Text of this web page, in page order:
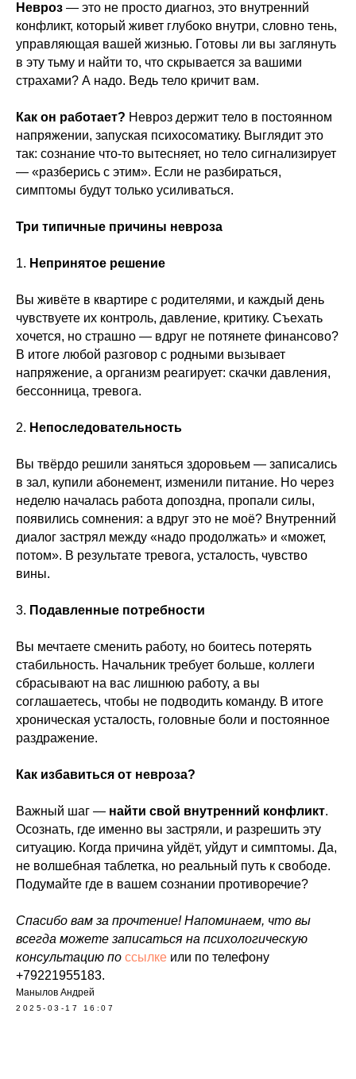
Невроз — это не просто диагноз, это внутренний
конфликт, который живет глубоко внутри, словно тень,
управляющая вашей жизнью. Готовы ли вы заглянуть
в эту тьму и найти то, что скрывается за вашими
страхами? А надо. Ведь тело кричит вам.
Как он работает? Невроз держит тело в постоянном
напряжении, запуская психосоматику. Выглядит это
так: сознание что-то вытесняет, но тело сигнализирует
— «разберись с этим». Если не разбираться,
симптомы будут только усиливаться.
Три типичные причины невроза
1. Непринятое решение
Вы живёте в квартире с родителями, и каждый день
чувствуете их контроль, давление, критику. Съехать
хочется, но страшно — вдруг не потянете финансово?
В итоге любой разговор с родными вызывает
напряжение, а организм реагирует: скачки давления,
бессонница, тревога.
2. Непоследовательность
Вы твёрдо решили заняться здоровьем — записались
в зал, купили абонемент, изменили питание. Но через
неделю началась работа допоздна, пропали силы,
появились сомнения: а вдруг это не моё? Внутренний
диалог застрял между «надо продолжать» и «может,
потом». В результате тревога, усталость, чувство
вины.
3. Подавленные потребности
Вы мечтаете сменить работу, но боитесь потерять
стабильность. Начальник требует больше, коллеги
сбрасывают на вас лишнюю работу, а вы
соглашаетесь, чтобы не подводить команду. В итоге
хроническая усталость, головные боли и постоянное
раздражение.
Как избавиться от невроза?
Важный шаг — найти свой внутренний конфликт.
Осознать, где именно вы застряли, и разрешить эту
ситуацию. Когда причина уйдёт, уйдут и симптомы. Да,
не волшебная таблетка, но реальный путь к свободе.
Подумайте где в вашем сознании противоречие?
Спасибо вам за прочтение! Напоминаем, что вы
всегда можете записаться на психологическую
консультацию по ссылке или по телефону
+79221955183.
Манылов Андрей
2025-03-17 16:07